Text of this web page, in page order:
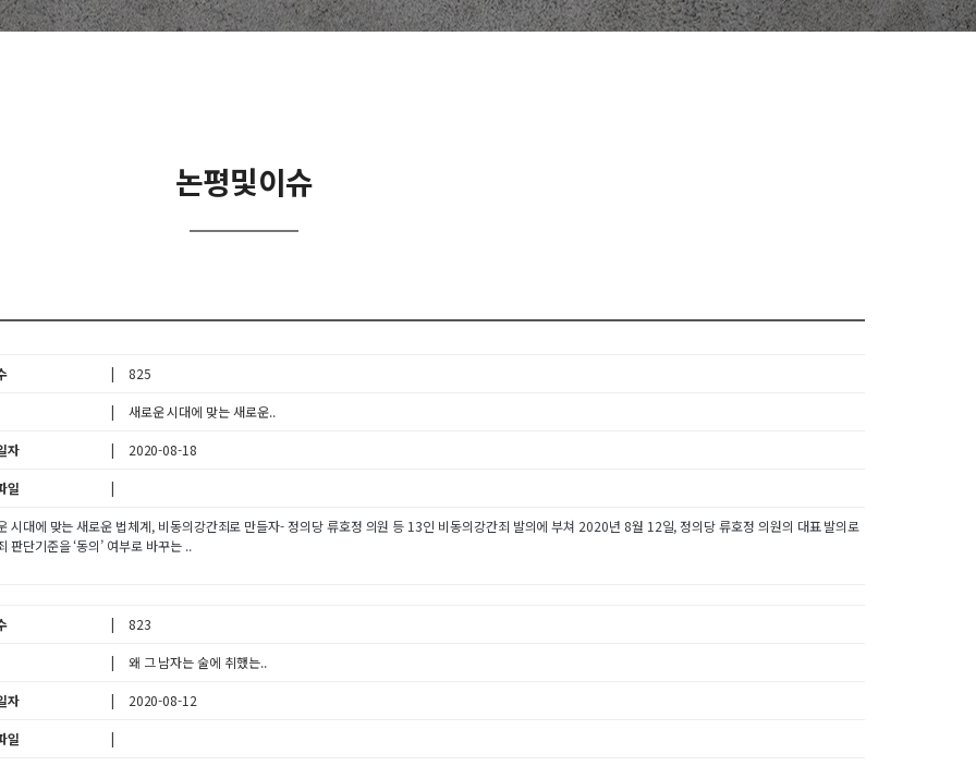
논평및이슈
825
새로운 시대에 맞는 새로운..
자 2020-08-18
일
시대에 맞는 새로운 법체계, 비동의강간죄로 만들자- 정의당 류호정 의원 등 13인 비동의강간죄 발의에 부쳐 2020년 8월 12일, 정의당 류호정 의원의 대표 발의로
판단기준을 ‘동의’ 여부로 바꾸는 ..
823
왜 그 남자는 술에 취했는..
자 2020-08-12
일